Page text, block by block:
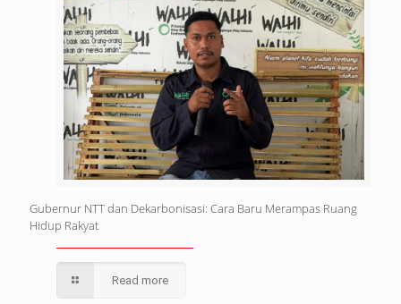
Gubernur NTT dan Dekarbonisasi: Cara Baru Merampas Ruang
Hidup Rakyat
Read more